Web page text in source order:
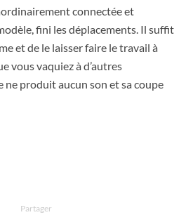
connectée et
fini les déplacements. Il suffit
et de le laisser faire le travail à
vous vaquiez à d’autres
ne produit aucun son et sa coupe
Partager